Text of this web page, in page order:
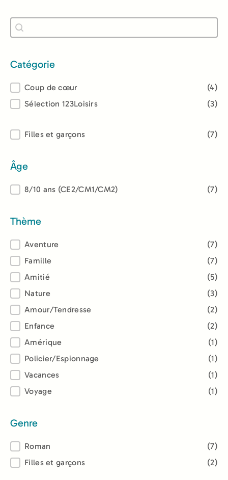
Recherche
Rechercher
Catégorie
Catégorie
Coup de cœur
(4)
Sélection 123Loisirs
(3)
Lectorat
Filles et garçons (7)
Âge
Âge8/10 ans (CE2/CM1/CM2) (7)
Thème
Thème
Aventure
(7)
Famille
(7)
Amitié
(5)
Nature
(3)
Amour/Tendresse
(2)
Enfance
(2)
Amérique
(1)
Policier/Espionnage
(1)
Vacances
(1)
Voyage
(1)
Genre
GenreRoman
(7)
Filles et garçons
(2)